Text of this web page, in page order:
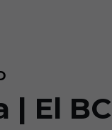
| El